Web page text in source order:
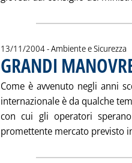
13/11/2004- Ambiente e Sicurezza
GRANDI
Come è avvenuto negli anni
internazionale è da qualche
con cui gli operatori
promettente mercato previsto